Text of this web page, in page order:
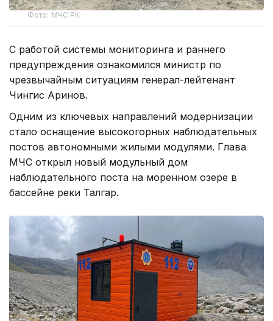
Фото: МЧС РК
С работой системы мониторинга и раннего
предупреждения ознакомился министр по
чрезвычайным ситуациям генерал-лейтенант
Чингис Аринов.
Одним из ключевых направлений модернизации
стало оснащение высокогорных наблюдательных
постов автономными жилыми модулями. Глава
МЧС открыл новый модульный дом
наблюдательного поста на моренном озере в
бассейне реки Талгар.